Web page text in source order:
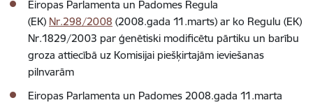
Eiropas Parlamenta un Padomes Regula
(EK) Nr.298/2008 (2008.gada 11.marts) ar ko Regulu (EK)
Nr.1829/2003 par ģenētiski modificētu pārtiku un barību
groza attiecībā uz Komisijai piešķirtajām ieviešanas
pilnvarām
Eiropas Parlamenta un Padomes 2008.gada 11.marta